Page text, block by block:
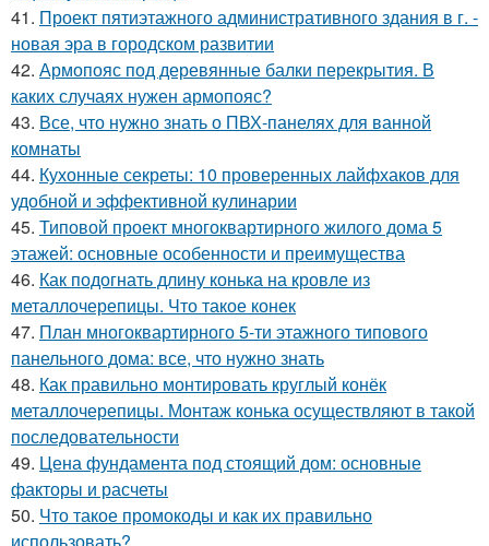
41. Проект пятиэтажного административного здания в г. -
новая эра в городском развитии
42. Армопояс под деревянные балки перекрытия. В
каких случаях нужен армопояс?
43. Все, что нужно знать о ПВХ-панелях для ванной
комнаты
44. Кухонные секреты: 10 проверенных лайфхаков для
удобной и эффективной кулинарии
45. Типовой проект многоквартирного жилого дома 5
этажей: основные особенности и преимущества
46. Как подогнать длину конька на кровле из
металлочерепицы. Что такое конек
47. План многоквартирного 5-ти этажного типового
панельного дома: все, что нужно знать
48. Как правильно монтировать круглый конёк
металлочерепицы. Монтаж конька осуществляют в такой
последовательности
49. Цена фундамента под стоящий дом: основные
факторы и расчеты
50. Что такое промокоды и как их правильно